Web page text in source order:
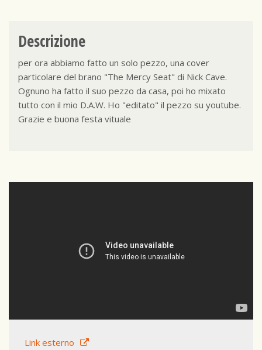
Descrizione
per ora abbiamo fatto un solo pezzo, una cover
particolare del brano "The Mercy Seat" di Nick Cave.
Ognuno ha fatto il suo pezzo da casa, poi ho mixato
tutto con il mio D.A.W. Ho "editato" il pezzo su youtube.
Grazie e buona festa vituale
Link esterno